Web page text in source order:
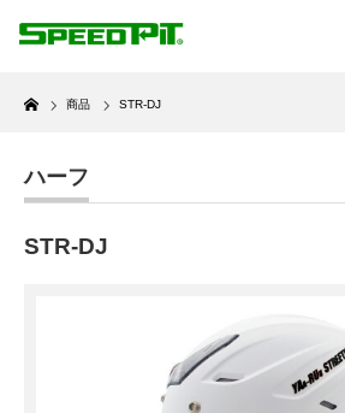
Home
商品 STR-DJ
ハーフ
STR-DJ